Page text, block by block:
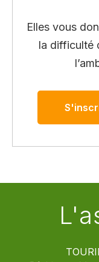
Elles vous
la difficulté